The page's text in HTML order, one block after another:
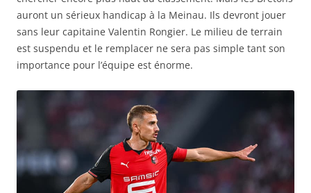
auront un sérieux handicap à la Meinau. Ils devront jouer
sans leur capitaine Valentin Rongier. Le milieu de terrain
est suspendu et le remplacer ne sera pas simple tant son
importance pour l’équipe est énorme.